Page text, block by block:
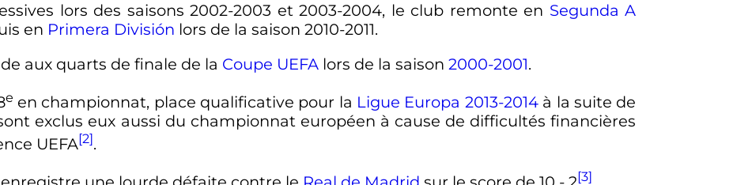
lors des saisons 2002-2003 et 2003-2004, le club remonte en Segunda A
en Primera División lors de la saison 2010-2011.
aux quarts de finale de la Coupe UEFAlors de la saison 2000-2001.
e en championnat, place qualificative pour la Ligue Europa 2013-2014à la suite de
exclus eux aussi du championnat européen à cause de difficultés financières
UEFA[2].
une lourde défaite contre le Real de Madrid sur le score de 10 - 2[3].